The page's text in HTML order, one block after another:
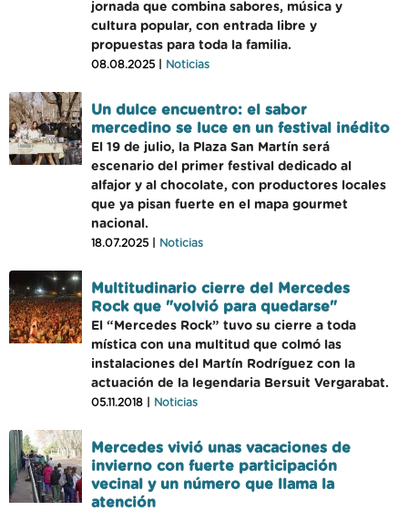
jornada que combina sabores, música y
cultura popular, con entrada libre y
propuestas para toda la familia.
08.08.2025 | Noticias
Un dulce encuentro: el sabor
mercedino se luce en un festival inédito
El 19 de julio, la Plaza San Martín será
escenario del primer festival dedicado al
alfajor y al chocolate, con productores locales
que ya pisan fuerte en el mapa gourmet
nacional.
18.07.2025 | Noticias
Multitudinario cierre del Mercedes
Rock que "volvió para quedarse"
El “Mercedes Rock” tuvo su cierre a toda
mística con una multitud que colmó las
instalaciones del Martín Rodríguez con la
actuación de la legendaria Bersuit Vergarabat.
05.11.2018 | Noticias
Mercedes vivió unas vacaciones de
invierno con fuerte participación
vecinal y un número que llama la
atención